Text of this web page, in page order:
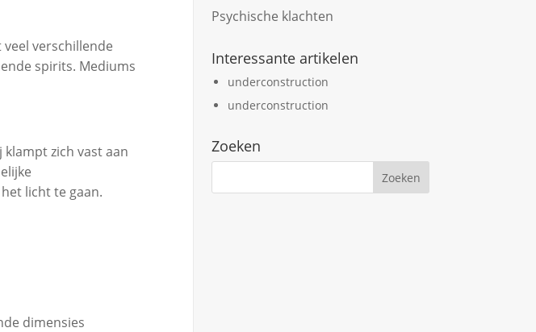
verschillende
spirits. Mediums
zich vast aan
licht te gaan.
dimensies
Psychische klachten
Interessante artikelen
underconstruction
underconstruction
Zoeken